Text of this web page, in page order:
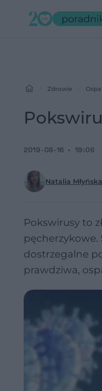
Zdrowie Ospa
Natalia Młyńska
2019-08-16 19:06
Pokswirusy to
pęcherzykowe.
dostrzegalne
prawdziwa,